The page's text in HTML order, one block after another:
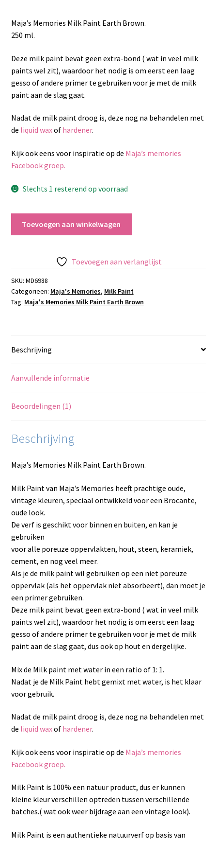
Maja’s Memories Milk Paint Earth Brown.
250 ml.
Deze milk paint bevat geen extra-bond ( wat in veel milk
paints wel zit), waardoor het nodig is om eerst een laag
gesso of andere primer te gebruiken voor je met de milk
paint aan de slag gaat.
Nadat de milk paint droog is, deze nog na behandelen met
de liquid waxof hardener.
Kijk ook eens voor inspiratie op de Maja’s memories
Facebook groep.
Slechts 1 resterend op voorraad
Brown
aantal
Toevoegen aan winkelwagen
Toevoegen aan verlanglijst
SKU: MD6988
Categorieën: Maja's Memories, Milk Paint
Tag: Maja's Memories Milk Paint Earth Brown
Beschrijving
Aanvullende informatie
Beoordelingen (1)
Beschrijving
Maja’s Memories Milk Paint Earth Brown.
Milk Paint van Maja’s Memories heeft prachtige oude,
vintage kleuren, speciaal ontwikkeld voor een Brocante,
oude look.
De verf is geschikt voor binnen en buiten, en kan je
gebruiken
voor alle poreuze oppervlakten, hout, steen, keramiek,
cement, en nog veel meer.
Als je de milk paint wil gebruiken op een niet poreuze
oppervlak (als het oppervlak niet absorbeert), dan moet je
een primer gebruiken.
Deze milk paint bevat geen extra-bond ( wat in veel milk
paints wel zit), waardoor het nodig is om eerst een laag
gesso of andere primer te gebruiken voor je met de milk
paint aan de slag gaat, dus ook op hout en dergelijke.
Mix de Milk paint met water in een ratio of 1: 1.
Nadat je de Milk Paint hebt gemixt met water, is het klaar
voor gebruik.
Nadat de milk paint droog is, deze nog na behandelen met
de liquid waxof hardener.
Kijk ook eens voor inspiratie op de Maja’s memories
Facebook groep.
Milk Paint is 100% een natuur product, dus er kunnen
kleine kleur verschillen optreden tussen verschillende
batches.( wat ook weer bijdrage aan een vintage look).
Milk Paint is een authentieke natuurverf op basis van